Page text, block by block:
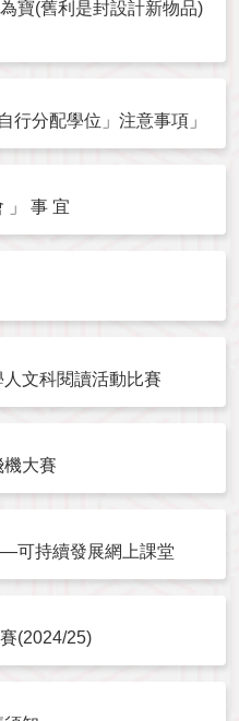
寶(舊利是封設計新物品)
行分配學位」注意事項」
」 事 宜
人文科閱讀活動比賽
大賽
可持續發展網上課堂
(2024/25)